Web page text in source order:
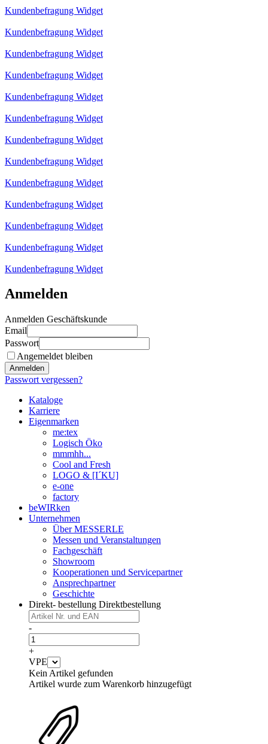
Kundenbefragung Widget
Kundenbefragung Widget
Kundenbefragung Widget
Kundenbefragung Widget
Kundenbefragung Widget
Kundenbefragung Widget
Kundenbefragung Widget
Kundenbefragung Widget
Kundenbefragung Widget
Kundenbefragung Widget
Kundenbefragung Widget
Kundenbefragung Widget
Kundenbefragung Widget
Anmelden
Anmelden Geschäftskunde
Email
Passwort
Angemeldet bleiben
Anmelden
Passwort vergessen?
Kataloge
Karriere
Eigenmarken
me:tex
Logisch Öko
mmmhh...
Cool and Fresh
LOGO & [I´KU]
e-one
factory
beWIRken
Unternehmen
Über MESSERLE
Messen und Veranstaltungen
Fachgeschäft
Showroom
Kooperationen und Servicepartner
Ansprechpartner
Geschichte
Direkt- bestellung Direktbestellung
-
+
VPE
Kein Artikel gefunden
Artikel wurde zum Warenkorb hinzugefügt